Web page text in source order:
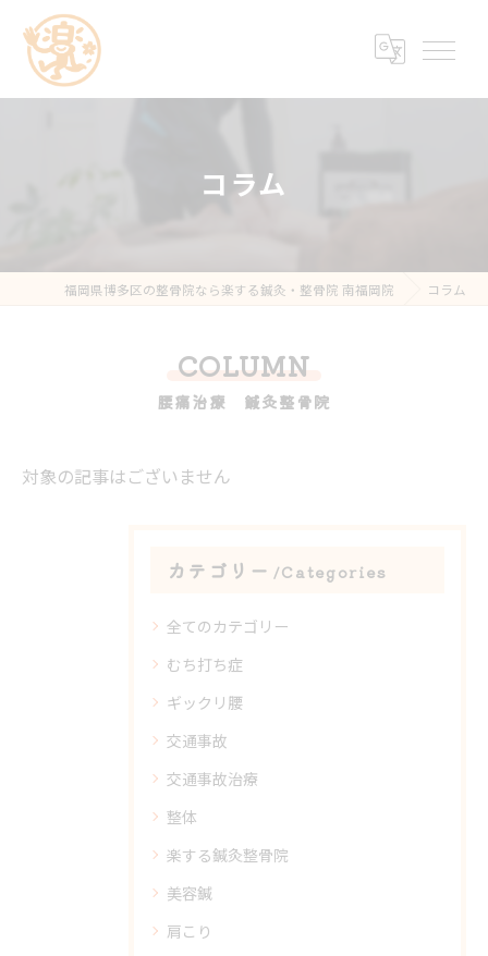
コラム
福岡県博多区の整骨院なら楽する鍼灸・整骨院 南福岡院 コラム
COLUMN
腰痛治療 鍼灸整骨院
対象の記事はございません
カテゴリー Categories
全てのカテゴリー
むち打ち症
ギックリ腰
交通事故
交通事故治療
整体
楽する鍼灸整骨院
美容鍼
肩こり